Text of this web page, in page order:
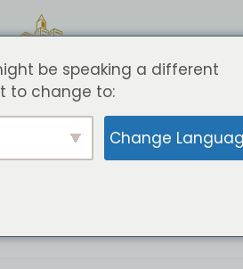
be speaking a different
to change to:
Change